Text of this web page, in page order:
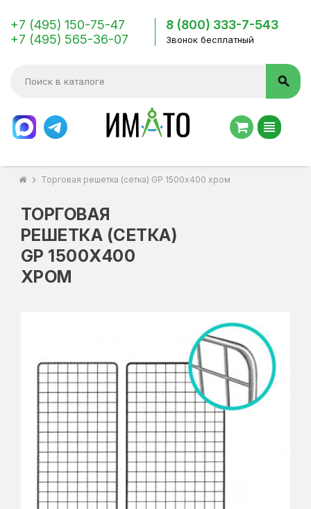
+7 (495) 150-75-47
+7 (495) 565-36-07
8 (800) 333-7-543
Звонок бесплатный
search
view_headline
chevron_right Торговая решетка (сетка) GP 1500х400 хром
ТОРГОВАЯ
РЕШЕТКА (СЕТКА)
GP 1500Х400
ХРОМ